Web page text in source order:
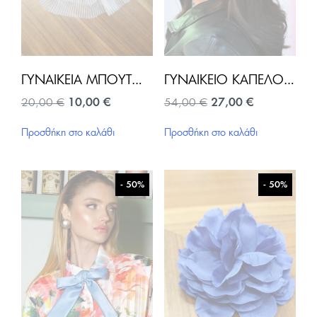
ΓΥΝΑΙΚΕΊΑ ΜΠΟΥΤΟΝΙΈΡΑ-ΤΙΡΚΟΥΑΖ
20,00€ Original
was:
10,00€Η
τιμή
Προσθήκη στο καλάθι
ΓΥΝΑΙΚΕΊΟ ΚΑΠΈΛΟ-ΜΑΎΡΟ
54,00€ Original
was:
27,00€Η
τιμή
Προσθήκη στο καλάθι
- 50% - 50%